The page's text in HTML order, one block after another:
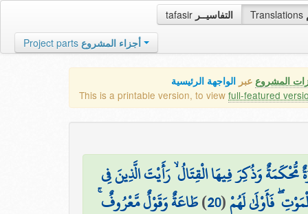
tafasir التفاسيــر Translations
Project parts أجزاء المشروع
المشروع عبر الواجهة الرئيسية
This is a printable version, to view full-featured
مُّحْكَمَةٌ وَذُكِرَ فِيهَا الْقِتَالُ ۙ رَأَيْتَ الَّذِينَ فِي
فَأَوْلَىٰ لَهُمْ(
20
)طَاعَةٌ وَقَوْلٌ مَّعْرُوفٌ ۚ